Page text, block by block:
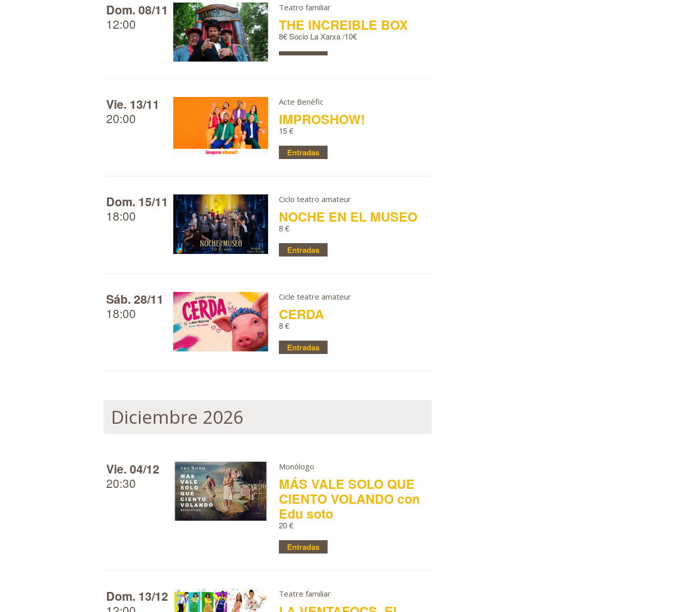
Dom. 08/11
12:00
Teatro familiar
THE INCREIBLE BOX
8€ Socio La Xarxa /10€
Vie. 13/11
20:00
Acte Benèfic
IMPROSHOW!
15 €
Entradas
Dom. 15/11
18:00
Ciclo teatro amateur
NOCHE EN EL MUSEO
8 €
Entradas
Sáb. 28/11
18:00
Cicle teatre amateur
CERDA
8 €
Entradas
Diciembre 2026
Vie. 04/12
20:30
Monólogo
MÁS VALE SOLO QUE
CIENTO VOLANDO con
Edu soto
20 €
Entradas
Dom. 13/12
Teatre familiar